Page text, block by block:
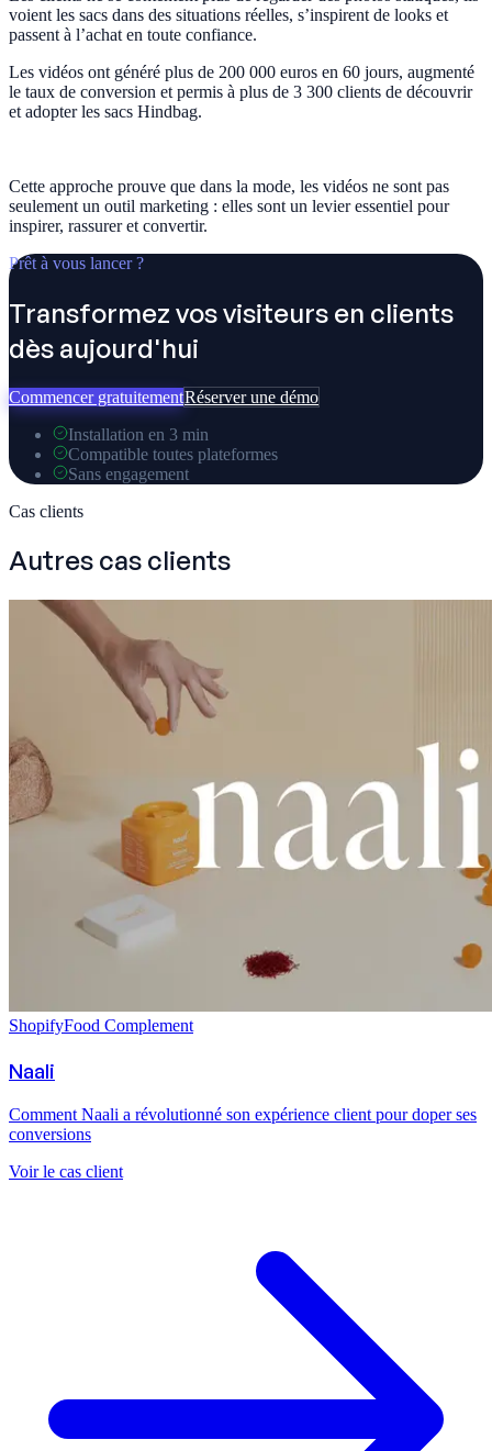
voient les sacs dans des situations réelles, s’inspirent de looks et
passent à l’achat en toute confiance.
Les vidéos ont généré plus de 200 000 euros en 60 jours, augmenté
le taux de conversion et permis à plus de 3 300 clients de découvrir
et adopter les sacs Hindbag.
Cette approche prouve que dans la mode, les vidéos ne sont pas
seulement un outil marketing : elles sont un levier essentiel pour
inspirer, rassurer et convertir.
Prêt à vous lancer ?
Transformez vos visiteurs en clients
dès aujourd'hui
Commencer gratuitementRéserver une démo
Installation en 3 min
Compatible toutes plateformes
Sans engagement
Cas clients
Autres cas clients
ShopifyFood Complement
Naali
Comment Naali a révolutionné son expérience client pour doper ses
conversions
Voir le cas client